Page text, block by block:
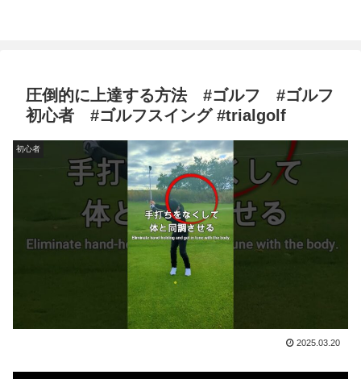
圧倒的に上達する方法 #ゴルフ #ゴルフ
初心者 #ゴルフスイング #trialgolf
初心者
2025.03.20